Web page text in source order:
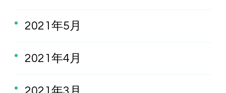
2021年5月
2021年4月